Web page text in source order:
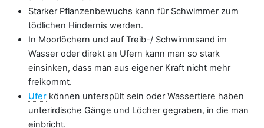
Starker Pflanzenbewuchs kann für Schwimmer zum
tödlichen Hindernis werden.
In Moorlöchern und auf Treib-/ Schwimmsand im
Wasser oder direkt an Ufern kann man so stark
einsinken, dass man aus eigener Kraft nicht mehr
freikommt.
Ufer können unterspült sein oder Wassertiere haben
unterirdische Gänge und Löcher gegraben, in die man
einbricht.